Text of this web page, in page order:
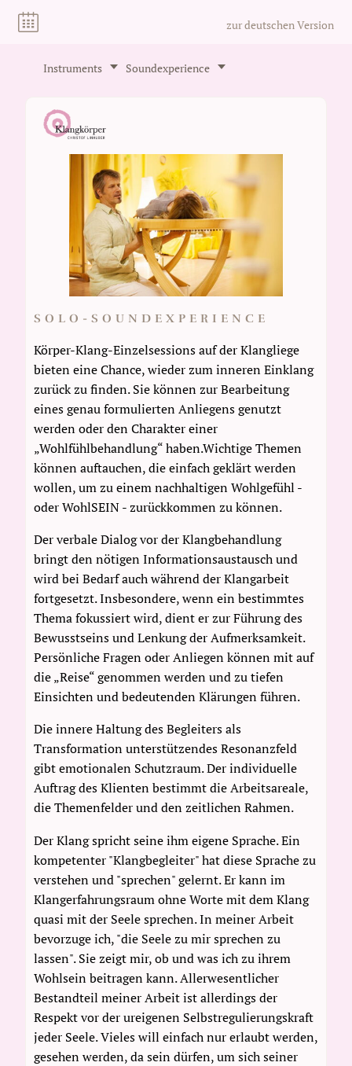
zur deutschen Version
Instruments Soundexperience
SOLO-SOUNDEXPERIENCE
Körper-Klang-Einzelsessions auf der Klangliege
bieten eine Chance, wieder zum inneren Einklang
zurück zu finden. Sie können zur Bearbeitung
eines genau formulierten Anliegens genutzt
werden oder den Charakter einer
„Wohlfühlbehandlung“ haben.Wichtige Themen
können auftauchen, die einfach geklärt werden
wollen, um zu einem nachhaltigen Wohlgefühl -
oder WohlSEIN - zurückkommen zu können.
Der verbale Dialog vor der Klangbehandlung
bringt den nötigen Informationsaustausch und
wird bei Bedarf auch während der Klangarbeit
fortgesetzt. Insbesondere, wenn ein bestimmtes
Thema fokussiert wird, dient er zur Führung des
Bewusstseins und Lenkung der Aufmerksamkeit.
Persönliche Fragen oder Anliegen können mit auf
die „Reise“ genommen werden und zu tiefen
Einsichten und bedeutenden Klärungen führen.
Die innere Haltung des Begleiters als
Transformation unterstützendes Resonanzfeld
gibt emotionalen Schutzraum. Der individuelle
Auftrag des Klienten bestimmt die Arbeitsareale,
die Themenfelder und den zeitlichen Rahmen.
Der Klang spricht seine ihm eigene Sprache. Ein
kompetenter "Klangbegleiter" hat diese Sprache zu
verstehen und "sprechen" gelernt. Er kann im
Klangerfahrungsraum ohne Worte mit dem Klang
quasi mit der Seele sprechen. In meiner Arbeit
bevorzuge ich, "die Seele zu mir sprechen zu
lassen". Sie zeigt mir, ob und was ich zu ihrem
Wohlsein beitragen kann. Allerwesentlicher
Bestandteil meiner Arbeit ist allerdings der
Respekt vor der ureigenen Selbstregulierungskraft
jeder Seele. Vieles will einfach nur erlaubt werden,
gesehen werden, da sein dürfen, um sich seiner